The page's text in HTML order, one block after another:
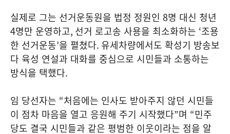
실제로 그는 선거운동원을 법정 정원인 8명 대신 청년
4명만 운영하고, 선거 로고송 사용을 최소화하는 ‘조용
한 선거운동’을 펼쳤다. 유세차량에서도 확성기 방송보
다 육성 연설과 대화를 중심으로 시민들과 소통하는
방식을 택했다.
임 당선자는 “처음에는 인사도 받아주지 않던 시민들
이 점차 마음을 열고 응원해 주기 시작했다”며 “민주
당도 결국 시민들과 같은 평범한 이웃이라는 점을 알